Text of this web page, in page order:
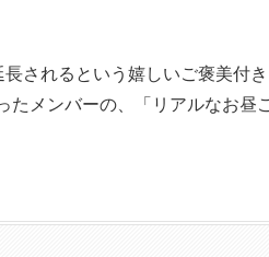
されるという嬉しいご褒美付き
メンバーの、「リアルなお昼